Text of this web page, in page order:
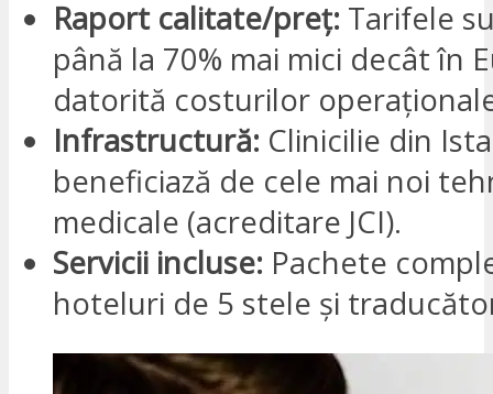
Raport calitate/preț: Tarifele
până la 70% mai mici decât în
datorită costurilor
Infrastructură: Clinicilie din
beneficiază de cele mai noi
medicale (acreditare JCI).
Servicii incluse: Pachete
hoteluri de 5 stele și